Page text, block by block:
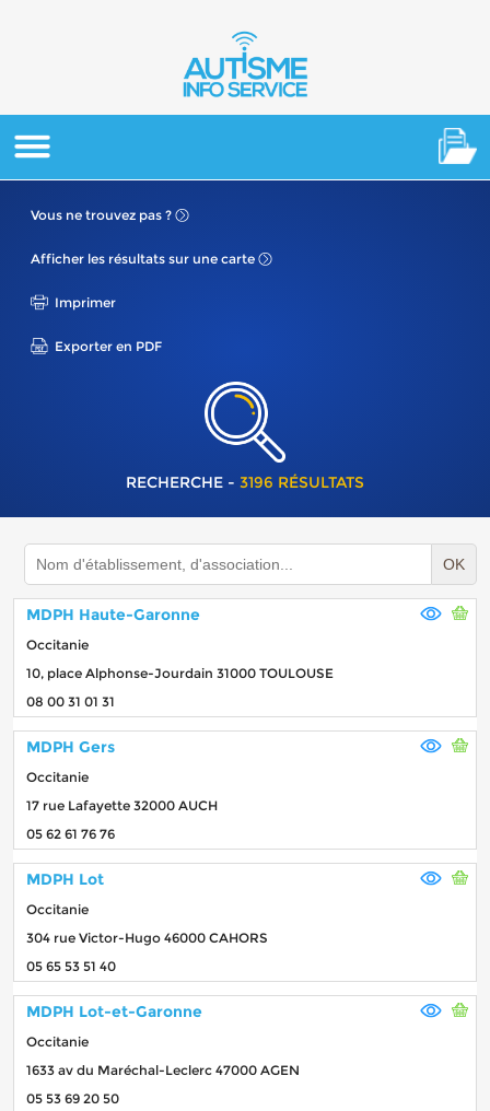
Vous ne trouvez pas ?
Afficher les résultats sur une carte
Imprimer
Exporter en PDF
RECHERCHE - 3196 RÉSULTATS
OK
MDPH Haute-Garonne
Occitanie
10, place Alphonse-Jourdain 31000 TOULOUSE
08 00 31 01 31
MDPH Gers
Occitanie
17 rue Lafayette 32000 AUCH
05 62 61 76 76
MDPH Lot
Occitanie
304 rue Victor-Hugo 46000 CAHORS
05 65 53 51 40
MDPH Lot-et-Garonne
Occitanie
1633 av du Maréchal-Leclerc 47000 AGEN
05 53 69 20 50